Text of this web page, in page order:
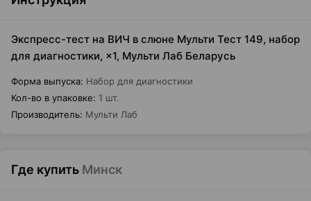
Экспресс-тест на ВИЧ в слюне Мульти Тест 149, набор
для диагностики, ×1, Мульти Лаб Беларусь
Форма выпуска: Набор для диагностики
Кол-во в упаковке: 1 шт.
Производитель: Мульти Лаб
Где купить Минск